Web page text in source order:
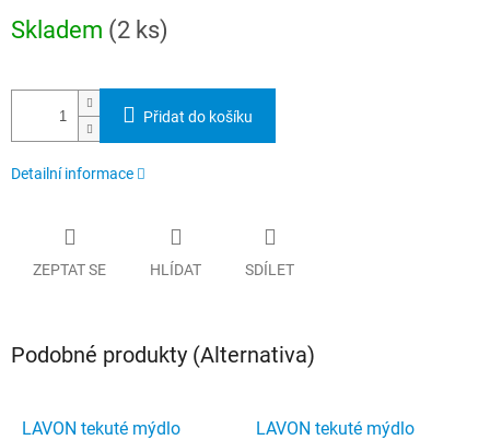
cena:
Skladem (2 ks)
Přidat do košíku
Detailní informace
ZEPTAT SE HLÍDAT SDÍLET
Podobné produkty (Alternativa)
LAVON tekuté mýdlo
LAVON tekuté mýdlo